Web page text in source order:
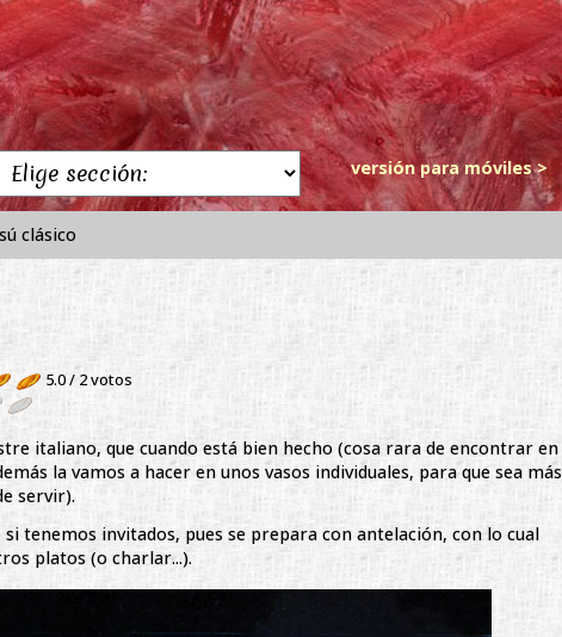
versión para móviles >
clásico
5.0 / 2votos
italiano, que cuando está bien hecho (cosa rara de encontrar en
la vamos a hacer en unos vasos individuales, para que sea más
servir).
tenemos invitados, pues se prepara con antelación, con lo cual
platos (o charlar...).